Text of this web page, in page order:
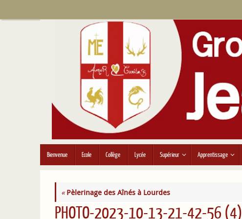
au
Bienvenue Ecole Collège Lycée Supérieur Apprentissage
«Pèlerinage des Aînés à Lourdes
PHOTO-2023-10-13-21-42-56 (4)